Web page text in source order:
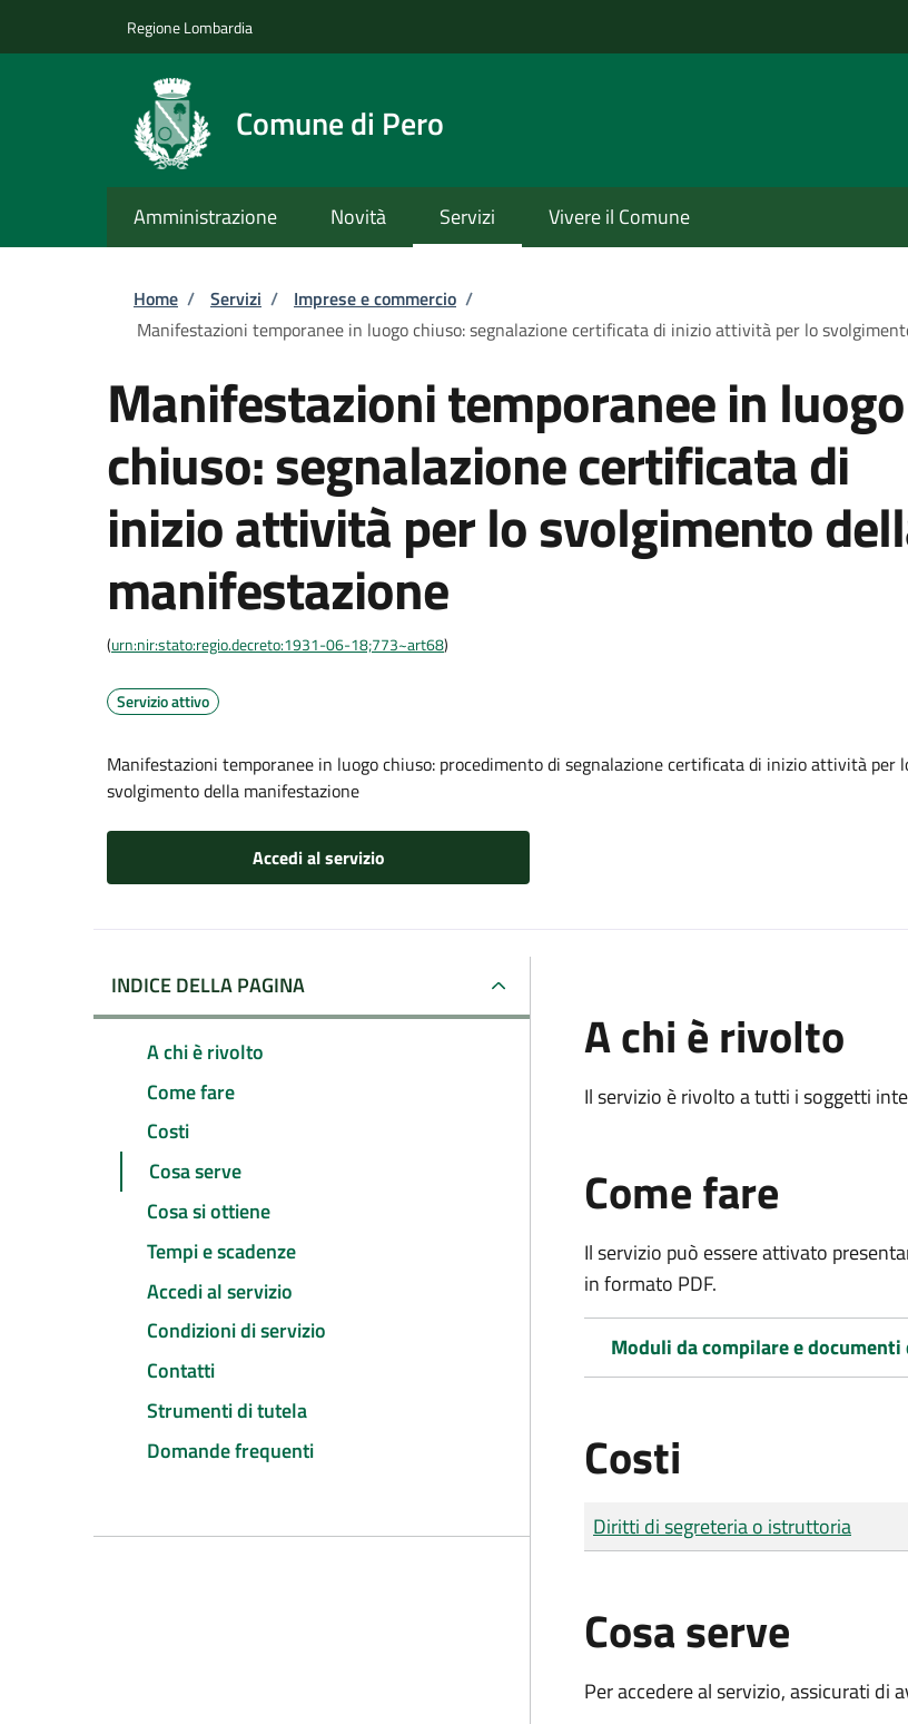
Regione Lombardia
Comune di Pero
Amministrazione Novità Servizi Vivere il Comune
Briciole di pane
Home / Servizi / Imprese e commercio /
Manifestazioni temporanee in luogo chiuso: segnalazione certificata di inizio attività per lo
Manifestazioni temporanee in luogo
chiuso: segnalazione certificata di
inizio attività per lo svolgimento
manifestazione
(urn:nir:stato:regio.decreto:1931-06-18;773~art68)
Servizio attivo
Manifestazioni temporanee in luogo chiuso: procedimento di segnalazione certificata di inizio attività per
svolgimento della manifestazione
Accedi al servizio
INDICE DELLA PAGINA
A chi è rivolto
Come fare
Costi
Cosa serve
Cosa si ottiene
Tempi e scadenze
Accedi al servizio
Condizioni di servizio
Contatti
Strumenti di tutela
Domande frequenti
A chi è rivolto
Il servizio è rivolto a tutti i soggetti
Come fare
Il servizio può essere attivato
in formato PDF.
Moduli da compilare e documenti
Costi
Tipo di pagamento
Importo
Diritti di segreteria o istruttoria
Cosa serve
Per accedere al servizio, assicurati di